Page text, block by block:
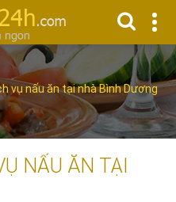
vụ nấu ăn tại nhà Bình Dương
NẤU ĂN TẠI